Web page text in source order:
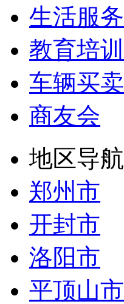
生活服务
教育培训
车辆买卖
商友会
地区导航
郑州市
开封市
洛阳市
平顶山市